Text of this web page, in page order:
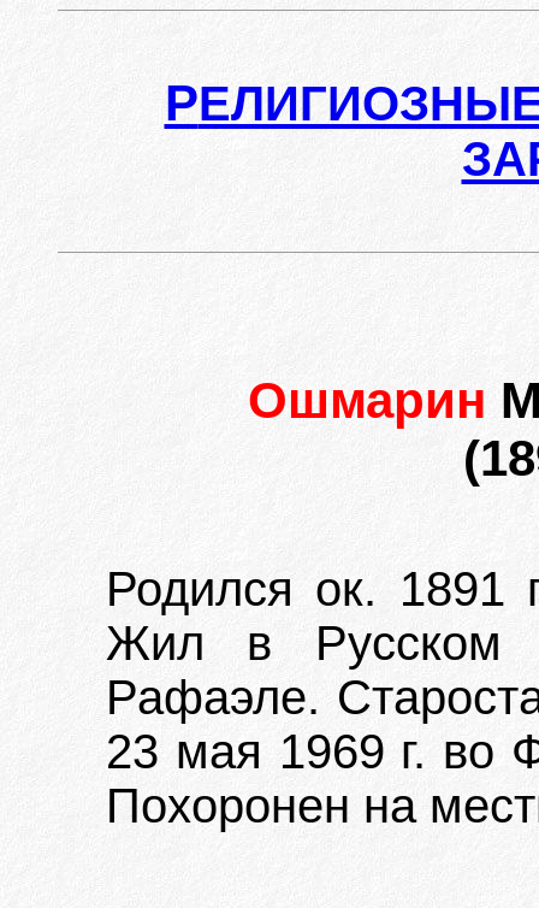
Р
Ошмарин
Родился ок. 1891
Жил в Русском
Рафаэле.
23 мая 1969 г. во
Похоронен на